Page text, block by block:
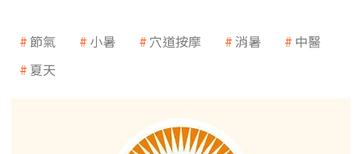
節氣 小暑 穴道按摩 消暑
中醫
夏天